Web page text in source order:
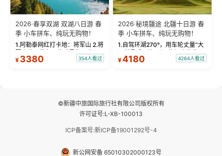
2026·春享双湖 双湖八日游 春
季 小车拼车、纯玩无购物！
1.阿勒泰网红打卡地：将军山 2.将
军山落日缆车，体验雪都风光 3.
将军山，夕阳派对，蹦迪party 4.
¥ 3380 354人看过
2026·秘境疆途 北疆十日游 春
季 小车拼车、纯玩无购物！
1.自驾环湖270°，用车轮丈量“大
西洋最后一滴眼泪”的极致蔚蓝，
让雪山、花海与深邃湖水在转弯
¥4180 4264人看过
©新疆中旅国际旅行社有限公司版权所有
许可证号:L-XB-100013
ICP备案号:新ICP备19001292号-4
新公网安备 65010302000123号